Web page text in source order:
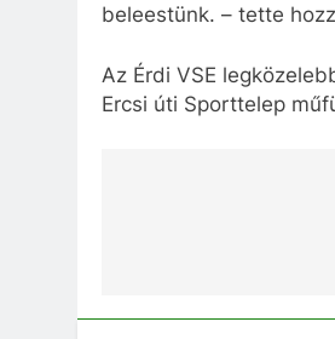
beleestünk. – tette
Az Érdi VSE
Ercsi úti Sporttelep